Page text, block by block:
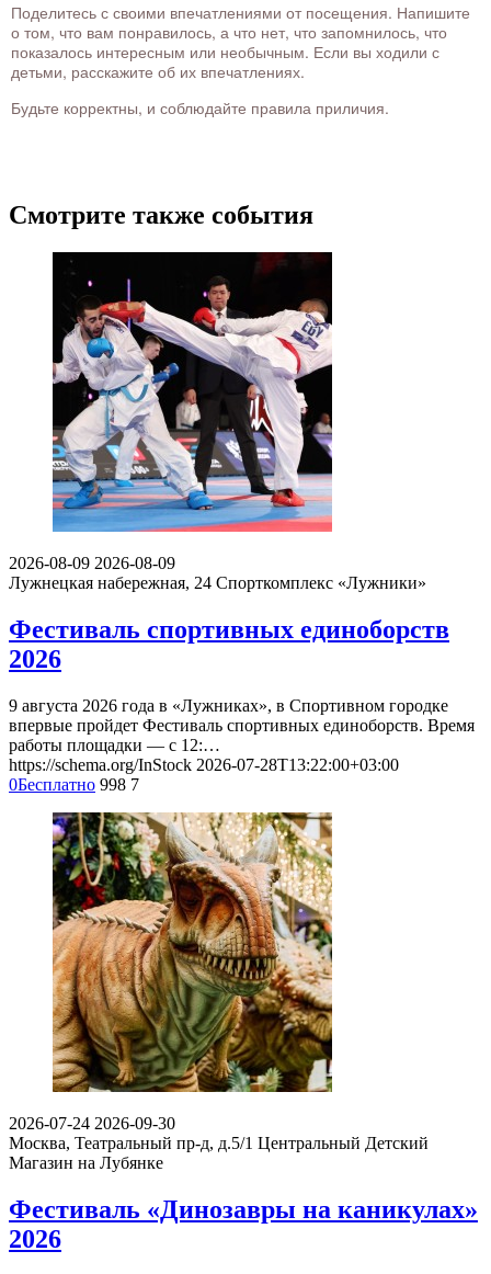
Поделитесь с своими впечатлениями от посещения. Напишите
о том, что вам понравилось, а что нет, что запомнилось, что
показалось интересным или необычным. Если вы ходили с
детьми, расскажите об их впечатлениях.
Будьте корректны, и соблюдайте правила приличия.
Смотрите также события
2026-08-09 2026-08-09
Лужнецкая набережная, 24 Спорткомплекс «Лужники»
Фестиваль спортивных единоборств
2026
9 августа 2026 года в «Лужниках», в Спортивном городке
впервые пройдет Фестиваль спортивных единоборств. Время
работы площадки — с 12:…
https://schema.org/InStock 2026-07-28T13:22:00+03:00
0Бесплатно 998 7
2026-07-24 2026-09-30
Москва, Театральный пр-д, д.5/1 Центральный Детский
Магазин на Лубянке
Фестиваль «Динозавры на каникулах»
2026